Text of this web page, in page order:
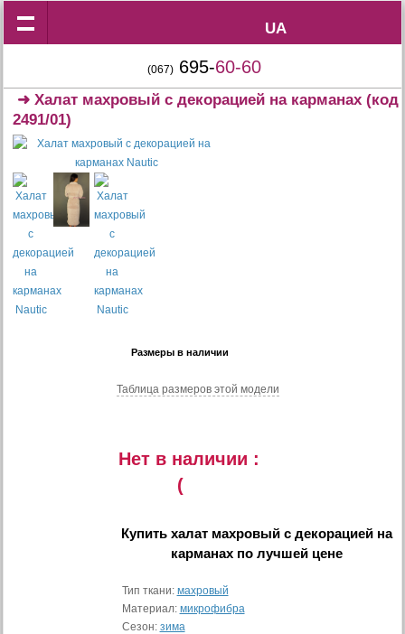
UA
UA
(067) 695-60-60
➜Халат махровый с декорацией на карманах (код
2491/01)
Размеры в наличии
Таблица размеров этой модели
Нет в наличии :
(
Купить халат махровый с декорацией на
карманахпо лучшей цене
Тип ткани: махровый
Материал: микрофибра
Сезон: зима